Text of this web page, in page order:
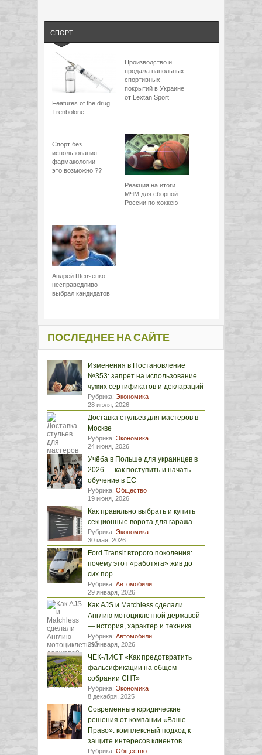
СПОРТ
Features of the drug
Trenbolone
Производство и
продажа напольных
спортивных
покрытий в Украине
от Lextan Sport
Спорт без
использования
фармакологии —
это возможно ??
Реакция на итоги
МЧМ для сборной
России по хоккею
Андрей Шевченко
несправедливо
выбрал кандидатов
ПОСЛЕДНЕЕ НА САЙТЕ
Изменения в Постановление
№353: запрет на использование
чужих сертификатов и деклараций
Рубрика: Экономика
28 июля, 2026
Доставка стульев для мастеров в
Москве
Рубрика: Экономика
24 июня, 2026
Учёба в Польше для украинцев в
2026 — как поступить и начать
обучение в ЕС
Рубрика: Общество
19 июня, 2026
Как правильно выбрать и купить
секционные ворота для гаража
Рубрика: Экономика
30 мая, 2026
Ford Transit второго поколения:
почему этот «работяга» жив до
сих пор
Рубрика: Автомобили
29 января, 2026
Как AJS и Matchless сделали
Англию мотоциклетной державой
— история, характер и техника
Рубрика: Автомобили
29 января, 2026
ЧЕК-ЛИСТ «Как предотвратить
фальсификации на общем
собрании СНТ»
Рубрика: Экономика
8 декабря, 2025
Современные юридические
решения от компании «Ваше
Право»: комплексный подход к
защите интересов клиентов
Рубрика: Общество